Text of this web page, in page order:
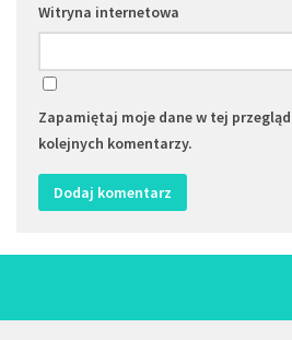
Witryna internetowa
Zapamiętaj moje dane w tej
kolejnych komentarzy.